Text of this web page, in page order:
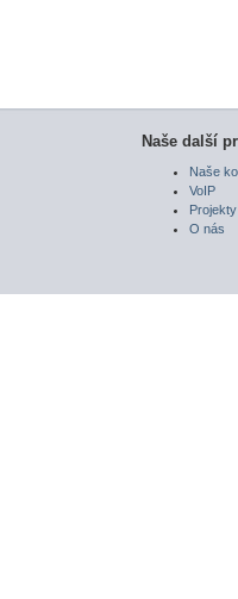
Naše další
Naše
VoIP
Projekty
O nás